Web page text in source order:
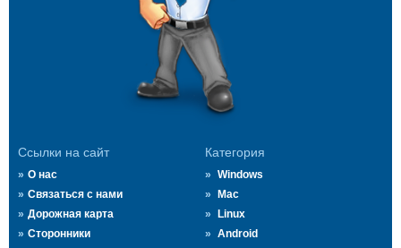
Ссылки на сайт
О нас
Связаться с нами
Дорожная карта
Сторонники
Категория
Windows
Mac
Linux
Android